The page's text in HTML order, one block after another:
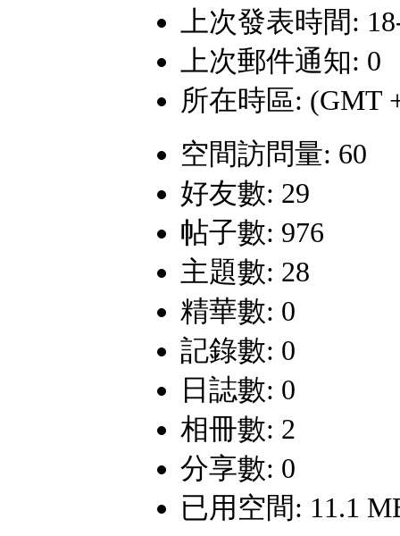
上次發表時間:
上次郵件通知: 0
所在時區: (GMT
空間訪問量: 60
好友數: 29
帖子數: 976
主題數: 28
精華數: 0
記錄數: 0
日誌數: 0
相冊數: 2
分享數: 0
已用空間: 11.1